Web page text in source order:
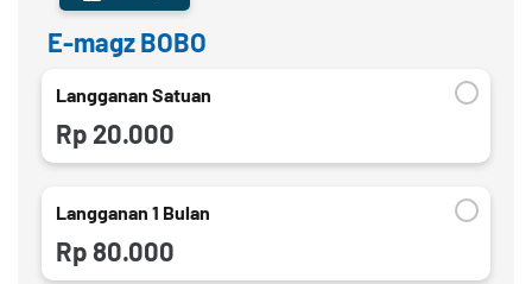
E-magz BOBO
Langganan Satuan
Rp 20.000
Langganan 1 Bulan
Rp 80.000